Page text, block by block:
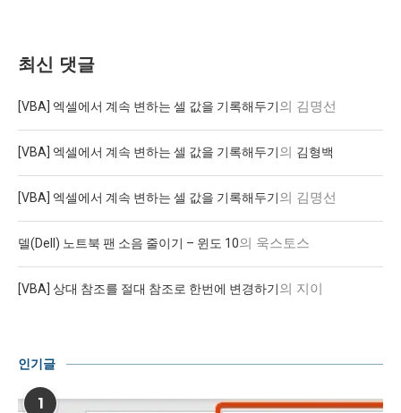
최신 댓글
[VBA] 엑셀에서 계속 변하는 셀 값을 기록해두기의 김명선
[VBA] 엑셀에서 계속 변하는 셀 값을 기록해두기의 김형백
[VBA] 엑셀에서 계속 변하는 셀 값을 기록해두기의 김명선
델(Dell) 노트북 팬 소음 줄이기 – 윈도 10의 욱스토스
[VBA] 상대 참조를 절대 참조로 한번에 변경하기의 지이
인기글
1